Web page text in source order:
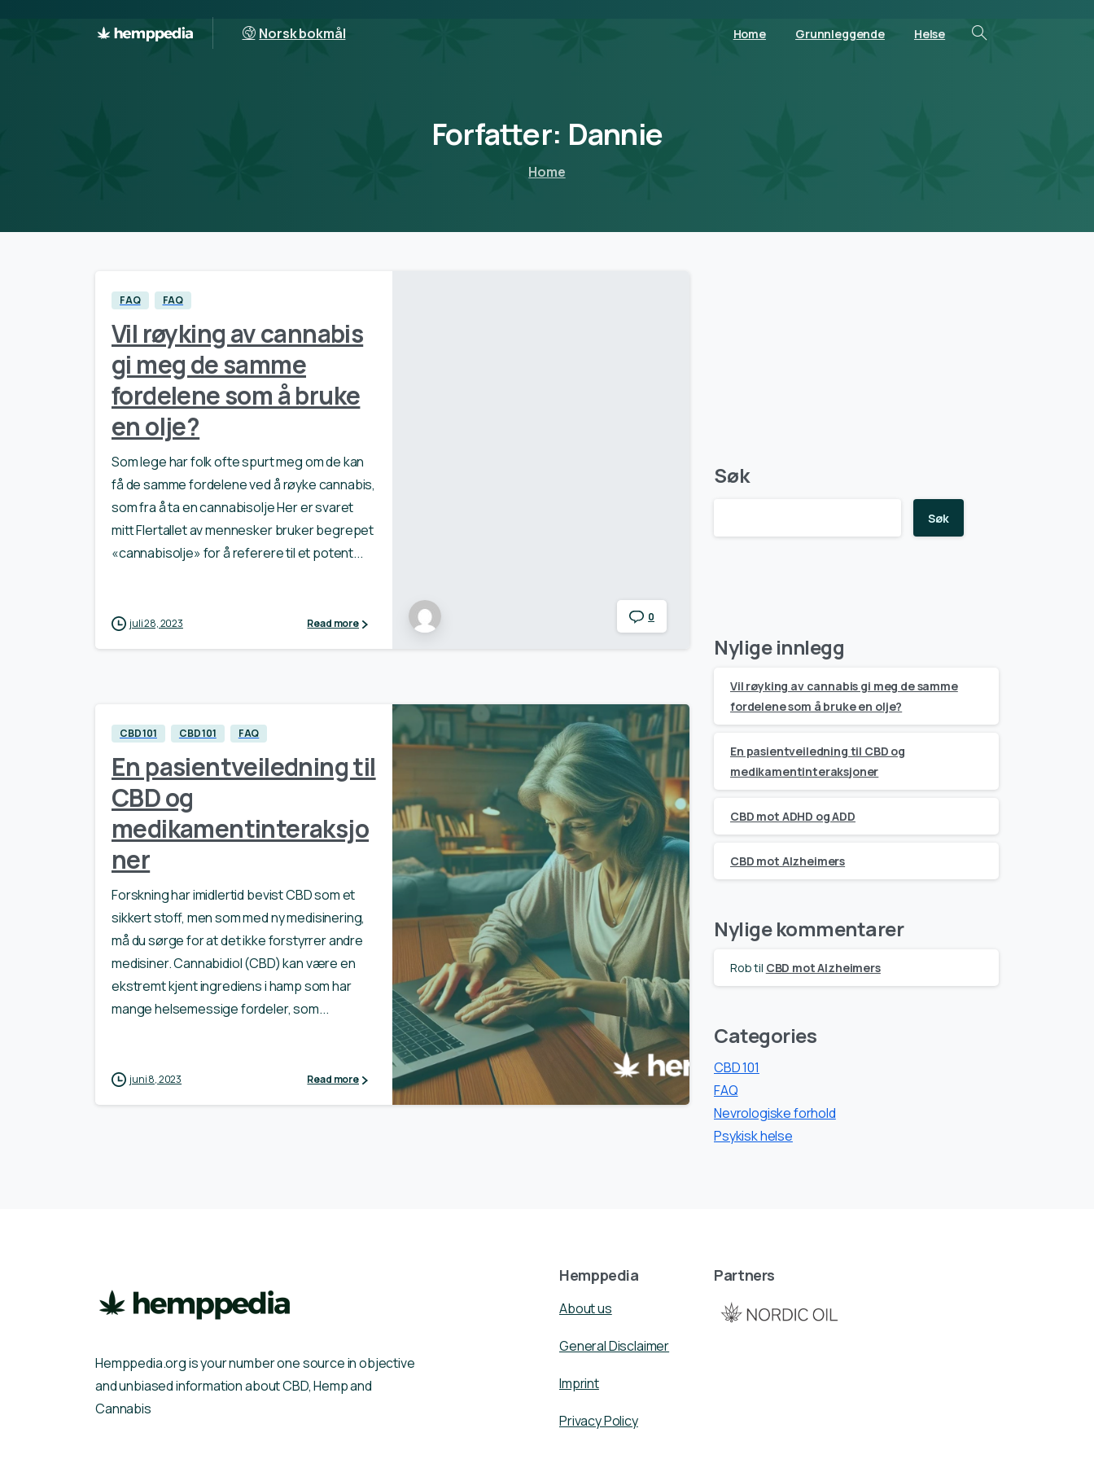
Norsk bokmål Home Grunnleggende Helse
Forfatter: Dannie
Home
0
FAQ FAQ
Vil røyking av cannabis
gi meg de samme
fordelene som å bruke
en olje?
Som lege har folk ofte spurt meg om de kan
få de samme fordelene ved å røyke cannabis,
som fra å ta en cannabisolje Her er svaret
mitt Flertallet av mennesker bruker begrepet
«cannabisolje» for å referere til et potent...
juli 28, 2023 Read more
0
CBD 101 CBD 101 FAQ
En pasientveiledning til
CBD og
medikamentinteraksjo
ner
Forskning har imidlertid bevist CBD som et
sikkert stoff, men som med ny medisinering,
må du sørge for at det ikke forstyrrer andre
medisiner. Cannabidiol (CBD) kan være en
ekstremt kjent ingrediens i hamp som har
mange helsemessige fordeler, som...
juni 8, 2023 Read more
Søk
Søk
Nylige innlegg
Vil røyking av cannabis gi meg de samme
fordelene som å bruke en olje?
En pasientveiledning til CBD og
medikamentinteraksjoner
CBD mot ADHD og ADD
CBD mot Alzheimers
Nylige kommentarer
Robtil CBD mot Alzheimers
Categories
CBD 101
FAQ
Nevrologiske forhold
Psykisk helse
Hemppedia.org is your number one source in objective
and unbiased information about CBD, Hemp and
Cannabis
Hemppedia
About us
General Disclaimer
Imprint
Privacy Policy
Partners